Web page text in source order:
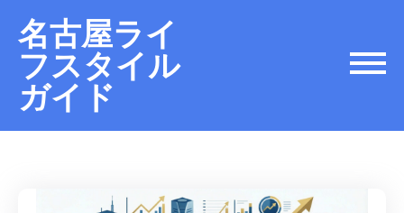
名古屋ライ
フスタイル
ガイド